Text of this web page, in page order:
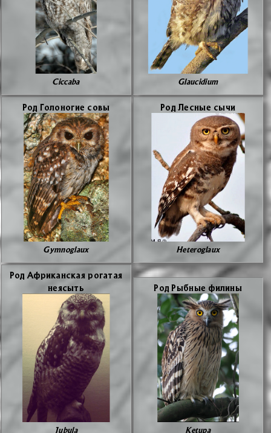
Ciccaba Glaucidium
Род Го­ло­но­гие со­вы
Gymnoglaux
Род Лес­ные сы­чи
Heteroglaux
Род Аф­ри­кан­ская ро­га­тая
неясыть
Jubula
Род Рыб­ные фи­ли­ны
Ketupa